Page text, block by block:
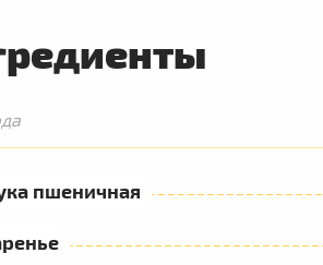
пшеничная